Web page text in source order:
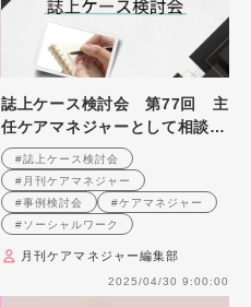
誌上ケース検討会 第77回 主
任ケアマネジャーとして相談の
電話にどう対応するか （2006
年10月号掲載）
#誌上ケース検討会
#月刊ケアマネジャー
#事例検討会
#ケアマネジャー
#ソーシャルワーク
月刊ケアマネジャー編集部
2025/04/30 9:00:00